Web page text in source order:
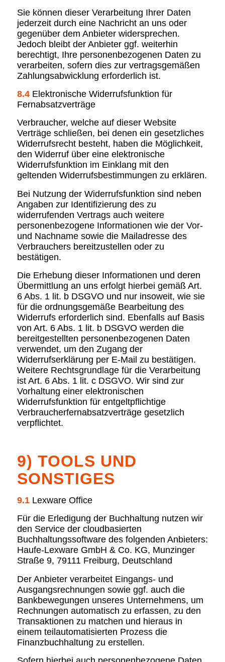
Sie können dieser Verarbeitung Ihrer Daten
jederzeit durch eine Nachricht an uns oder
gegenüber dem Anbieter widersprechen.
Jedoch bleibt der Anbieter ggf. weiterhin
berechtigt, Ihre personenbezogenen Daten zu
verarbeiten, sofern dies zur vertragsgemäßen
Zahlungsabwicklung erforderlich ist.
8.4Elektronische Widerrufsfunktion für
Fernabsatzverträge
Verbraucher, welche auf dieser Website
Verträge schließen, bei denen ein gesetzliches
Widerrufsrecht besteht, haben die Möglichkeit,
den Widerruf über eine elektronische
Widerrufsfunktion im Einklang mit den
geltenden Widerrufsbestimmungen zu erklären.
Bei Nutzung der Widerrufsfunktion sind neben
Angaben zur Identifizierung des zu
widerrufenden Vertrags auch weitere
personenbezogene Informationen wie der Vor-
und Nachname sowie die Mailadresse des
Verbrauchers bereitzustellen oder zu
bestätigen.
Die Erhebung dieser Informationen und deren
Übermittlung an uns erfolgt hierbei gemäß Art.
6 Abs. 1 lit. b DSGVO und nur insoweit, wie sie
für die ordnungsgemäße Bearbeitung des
Widerrufs erforderlich sind. Ebenfalls auf Basis
von Art. 6 Abs. 1 lit. b DSGVO werden die
bereitgestellten personenbezogenen Daten
verwendet, um den Zugang der
Widerrufserklärung per E-Mail zu bestätigen.
Weitere Rechtsgrundlage für die Verarbeitung
ist Art. 6 Abs. 1 lit. c DSGVO. Wir sind zur
Vorhaltung einer elektronischen
Widerrufsfunktion für entgeltpflichtige
Verbraucherfernabsatzverträge gesetzlich
verpflichtet.
9) TOOLS UND
SONSTIGES
9.1Lexware Office
Für die Erledigung der Buchhaltung nutzen wir
den Service der cloudbasierten
Buchhaltungssoftware des folgenden Anbieters:
Haufe-Lexware GmbH & Co. KG, Munzinger
Straße 9, 79111 Freiburg, Deutschland
Der Anbieter verarbeitet Eingangs- und
Ausgangsrechnungen sowie ggf. auch die
Bankbewegungen unseres Unternehmens, um
Rechnungen automatisch zu erfassen, zu den
Transaktionen zu matchen und hieraus in
einem teilautomatisierten Prozess die
Finanzbuchhaltung zu erstellen.